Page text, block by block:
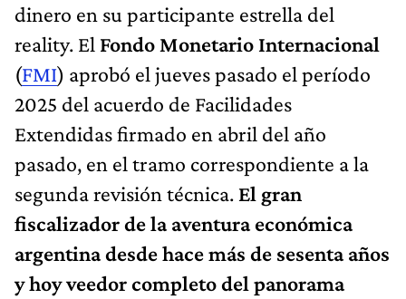
dinero en su participante estrella del
reality. El Fondo Monetario Internacional
(FMI) aprobó el jueves pasado el período
2025 del acuerdo de Facilidades
Extendidas firmado en abril del año
pasado, en el tramo correspondiente a la
segunda revisión técnica. El gran
fiscalizador de la aventura económica
argentina desde hace más de sesenta años
y hoy veedor completo del panorama